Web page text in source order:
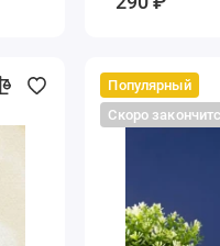
Популярный
Скоро